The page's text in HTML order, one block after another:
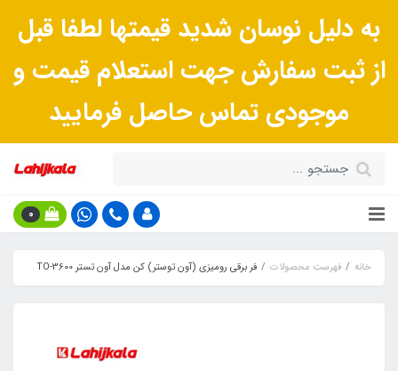
به دلیل نوسان شدید قیمتها لطفا قبل
از ثبت سفارش جهت استعلام قیمت و
موجودی تماس حاصل فرمایید
0
خانه فهرست محصولات فر برقی رومیزی (آون توستر) کن مدل آون تستر TO-3600